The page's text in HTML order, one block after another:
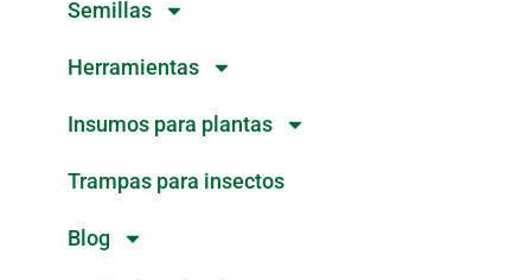
Semillas
Herramientas
Insumos para plantas
Trampas para insectos
Blog